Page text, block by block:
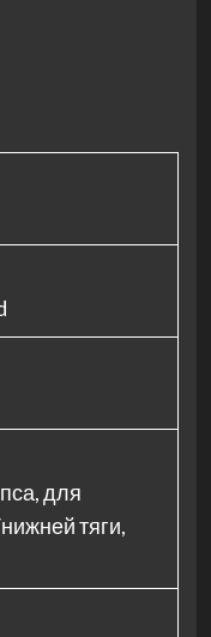
для
тяги,